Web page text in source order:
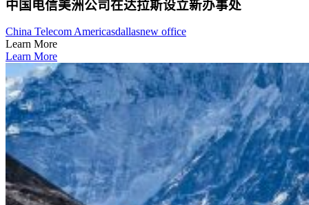
中国电信美洲公司在达拉斯设立新办事处
China Telecom Americasdallasnew office
Learn More
Learn More